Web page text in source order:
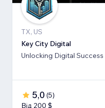
TX, US
Key City Digital
Unlocking Digital
5,0 (5)
Від 200 $